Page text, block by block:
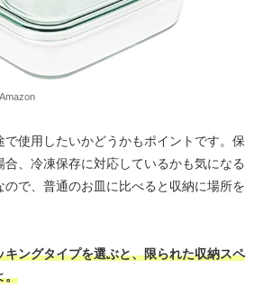
使用したいかどうかもポイントです。保
、冷凍保存に対応しているかも気になる
ので、普通のお皿に比べると収納に場所を
キングタイプを選ぶと、限られた収納スペ
。